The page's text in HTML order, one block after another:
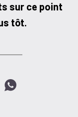
sur ce point
tôt.